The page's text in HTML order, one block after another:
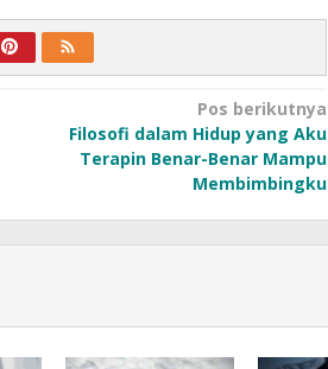
Pos berikutnya
Filosofi dalam Hidup yang Aku
Terapin Benar-Benar Mampu
Membimbingku